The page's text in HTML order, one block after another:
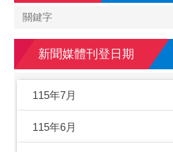
新聞媒體刊登日期
115年7月
115年6月